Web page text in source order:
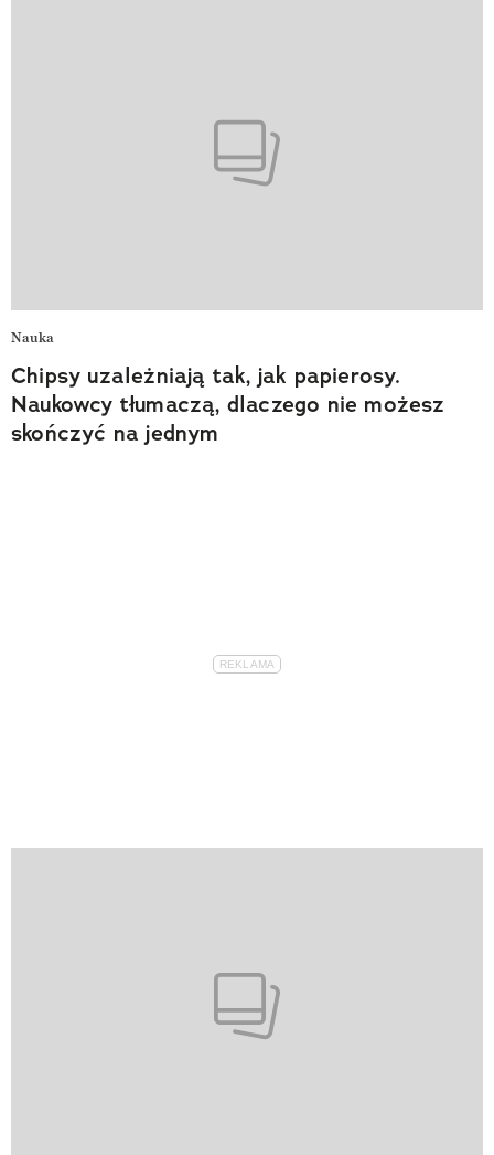
Nauka
Chipsy uzależniają tak, jak papierosy.
Naukowcy tłumaczą, dlaczego nie możesz
skończyć na jednym